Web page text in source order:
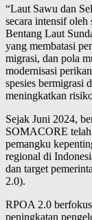
“Laut Sawu dan
secara intensif oleh
Bentang Laut
yang membatasi
migrasi, dan pola
modernisasi
spesies bermigrasi
meningkatkan
Sejak Juni 2024,
SOMACORE telah
pemangku
regional di
dan target
2.0).
RPOA 2.0
peningkatan